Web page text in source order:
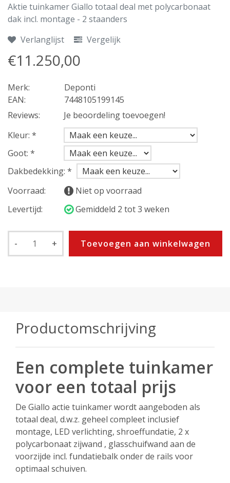
Aktie tuinkamer Giallo totaal deal met polycarbonaat
dak incl. montage - 2 staanders
Verlanglijst
Vergelijk
€11.250,00
Merk:
Deponti
EAN:
7448105199145
Reviews:
Je beoordeling toevoegen!
Kleur: *
Goot: *
Dakbedekking: *
Voorraad:
Niet op voorraad
Levertijd:
Gemiddeld 2 tot 3 weken
- + Toevoegen aan winkelwagen
Productomschrijving
Een complete tuinkamer
voor een totaal prijs
De Giallo actie tuinkamer wordt aangeboden als
totaal deal, d.w.z. geheel compleet inclusief
montage, LED verlichting, shroeffundatie, 2 x
polycarbonaat zijwand , glasschuifwand aan de
voorzijde incl. fundatiebalk onder de rails voor
optimaal schuiven.